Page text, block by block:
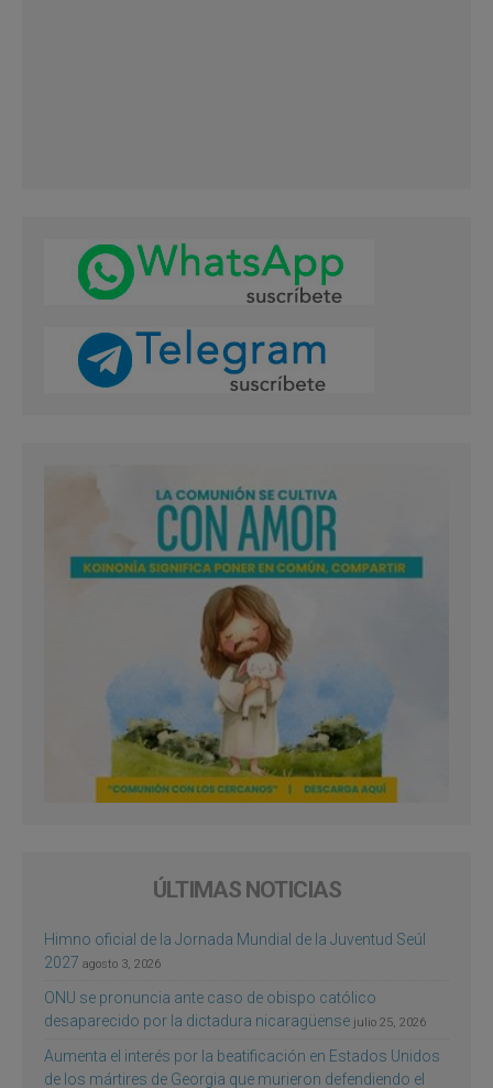
ÚLTIMAS NOTICIAS
Himno oficial de la Jornada Mundial de la Juventud Seúl
2027 agosto 3, 2026
ONU se pronuncia ante caso de obispo católico
desaparecido por la dictadura nicaragüense julio 25, 2026
Aumenta el interés por la beatificación en Estados Unidos
de los mártires de Georgia que murieron defendiendo el